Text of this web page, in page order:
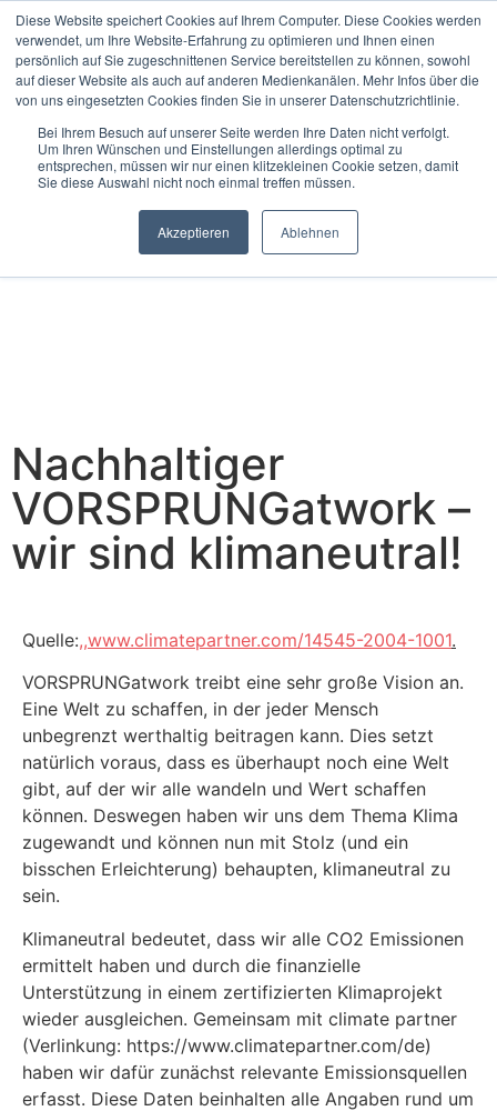
Diese Website speichert Cookies auf Ihrem Computer. Diese Cookies werden
verwendet, um Ihre Website-Erfahrung zu optimieren und Ihnen einen
persönlich auf Sie zugeschnittenen Service bereitstellen zu können, sowohl
auf dieser Website als auch auf anderen Medienkanälen. Mehr Infos über die
von uns eingesetzten Cookies finden Sie in unserer Datenschutzrichtlinie.
Bei Ihrem Besuch auf unserer Seite werden Ihre Daten nicht verfolgt.
Um Ihren Wünschen und Einstellungen allerdings optimal zu
entsprechen, müssen wir nur einen klitzekleinen Cookie setzen, damit
Sie diese Auswahl nicht noch einmal treffen müssen.
Akzeptieren Ablehnen
Nachhaltiger
VORSPRUNGatwork –
wir sind klimaneutral!
Quelle:,,www.climatepartner.com/14545-2004-1001.
VORSPRUNGatwork treibt eine sehr große Vision an.
Eine Welt zu schaffen, in der jeder Mensch
unbegrenzt werthaltig beitragen kann. Dies setzt
natürlich voraus, dass es überhaupt noch eine Welt
gibt, auf der wir alle wandeln und Wert schaffen
können. Deswegen haben wir uns dem Thema Klima
zugewandt und können nun mit Stolz (und ein
bisschen Erleichterung) behaupten, klimaneutral zu
sein.
Klimaneutral bedeutet, dass wir alle CO2 Emissionen
ermittelt haben und durch die finanzielle
Unterstützung in einem zertifizierten Klimaprojekt
wieder ausgleichen. Gemeinsam mit climate partner
(Verlinkung: https://www.climatepartner.com/de)
haben wir dafür zunächst relevante Emissionsquellen
erfasst. Diese Daten beinhalten alle Angaben rund um